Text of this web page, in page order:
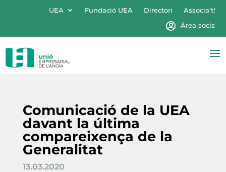
UEA Fundació UEA Directori
Associa’t!
Àrea socis
Comunicació de la UEA
davant la última
compareixença de la
Generalitat
13.03.2020